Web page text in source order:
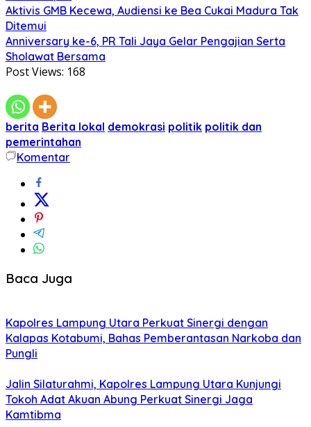
Aktivis GMB Kecewa, Audiensi ke Bea Cukai Madura Tak
Ditemui
Anniversary ke-6, PR Tali Jaya Gelar Pengajian Serta
Sholawat Bersama
Post Views: 168
berita Berita lokal demokrasi politik politik dan
pemerintahan
Komentar
Baca Juga
Kapolres Lampung Utara Perkuat Sinergi dengan
Kalapas Kotabumi, Bahas Pemberantasan Narkoba dan
Pungli
Jalin Silaturahmi, Kapolres Lampung Utara Kunjungi
Tokoh Adat Akuan Abung Perkuat Sinergi Jaga
Kamtibma